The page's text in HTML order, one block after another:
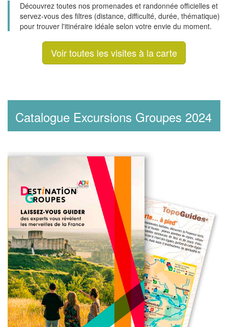
Découvrez toutes nos promenades et randonnée officielles et
servez-vous des filtres (distance, difficulté, durée, thématique)
pour trouver l'itinéraire idéale selon votre envie du moment.
Voir toutes les visites à la carte
Catalogue Excursions Groupes 2024